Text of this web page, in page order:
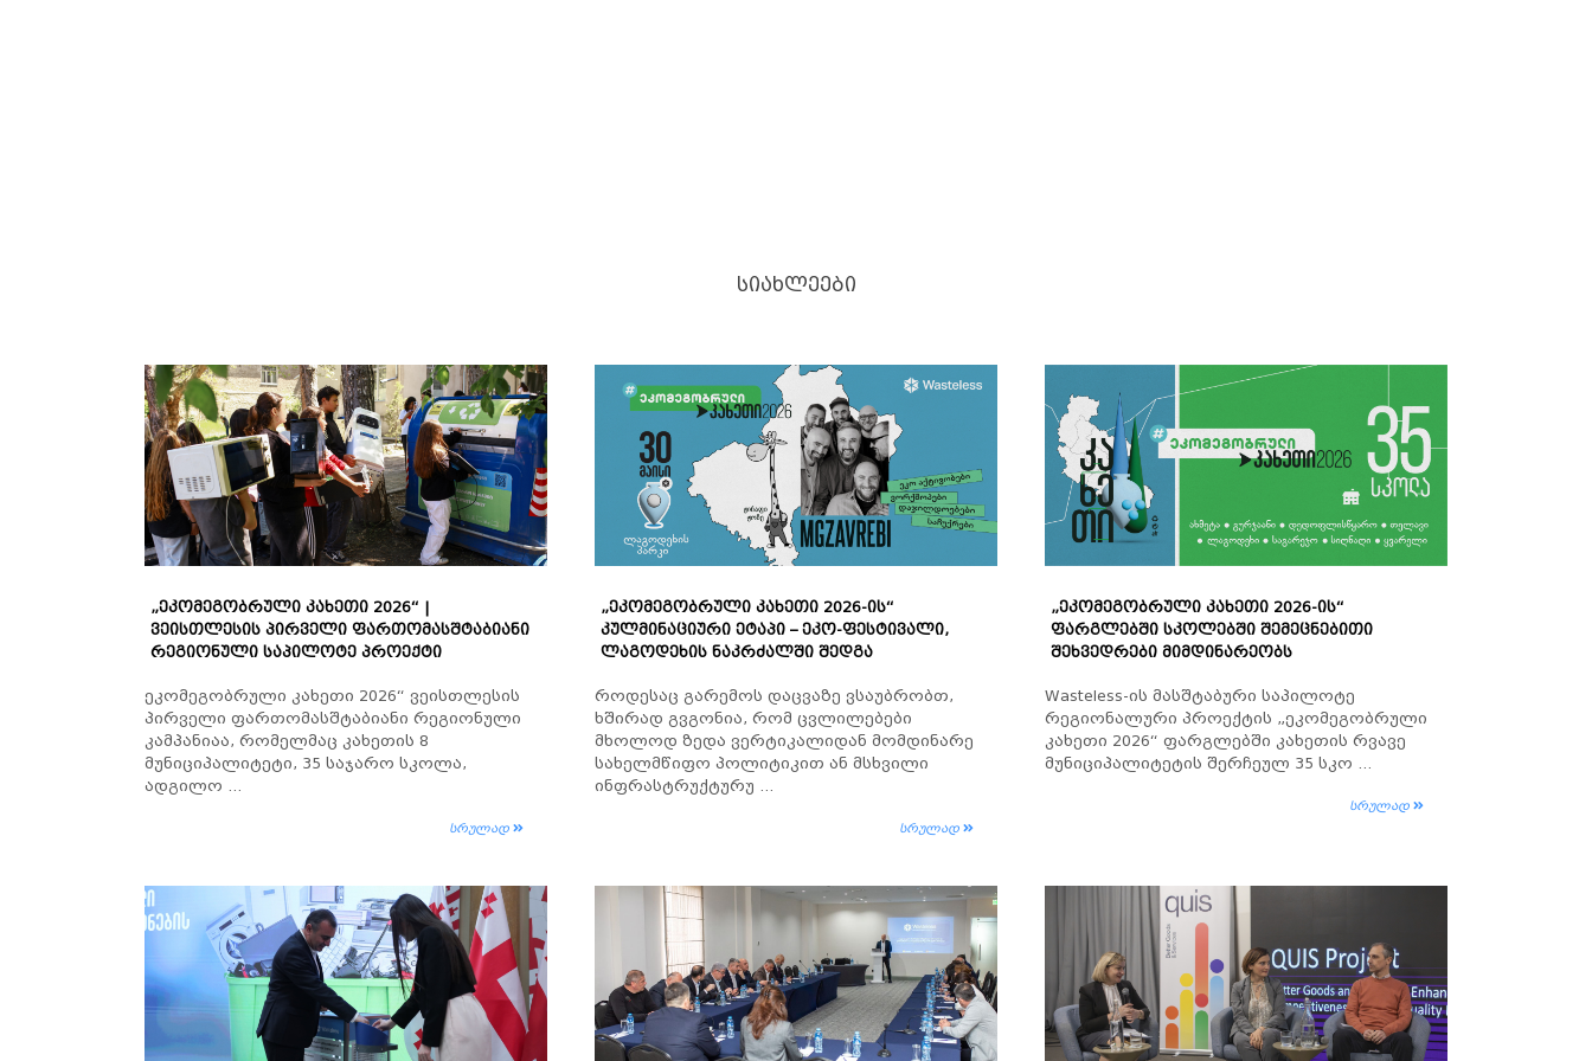
ᲡᲘᲐᲮᲚᲔᲔᲑᲘ
„ᲔᲙᲝᲛᲔᲒᲝᲑᲠᲣᲚᲘ ᲙᲐᲮᲔᲗᲘ 2026“ |
ᲕᲔᲘᲡᲗᲚᲔᲡᲘᲡ ᲞᲘᲠᲕᲔᲚᲘ ᲤᲐᲠᲗᲝᲛᲐᲡᲨᲢᲐᲑᲘᲐᲜᲘ
ᲠᲔᲒᲘᲝᲜᲣᲚᲘ ᲡᲐᲞᲘᲚᲝᲢᲔ ᲞᲠᲝᲔᲥᲢᲘ
ეკომეგობრული კახეთი 2026“ ვეისთლესის
პირველი ფართომასშტაბიანი რეგიონული
კამპანიაა, რომელმაც კახეთის 8
მუნიციპალიტეტი, 35 საჯარო სკოლა,
ადგილო ...
სრულად
„ᲔᲙᲝᲛᲔᲒᲝᲑᲠᲣᲚᲘ ᲙᲐᲮᲔᲗᲘ 2026-ᲘᲡ“
ᲙᲣᲚᲛᲘᲜᲐᲪᲘᲣᲠᲘ ᲔᲢᲐᲞᲘ – ᲔᲙᲝ-ᲤᲔᲡᲢᲘᲕᲐᲚᲘ,
ᲚᲐᲒᲝᲓᲔᲮᲘᲡ ᲜᲐᲙᲠᲫᲐᲚᲨᲘ ᲨᲔᲓᲒᲐ
როდესაც გარემოს დაცვაზე ვსაუბრობთ,
ხშირად გვგონია, რომ ცვლილებები
მხოლოდ ზედა ვერტიკალიდან მომდინარე
სახელმწიფო პოლიტიკით ან მსხვილი
ინფრასტრუქტურუ ...
სრულად
„ᲔᲙᲝᲛᲔᲒᲝᲑᲠᲣᲚᲘ ᲙᲐᲮᲔᲗᲘ 2026-ᲘᲡ“
ᲤᲐᲠᲒᲚᲔᲑᲨᲘ ᲡᲙᲝᲚᲔᲑᲨᲘ ᲨᲔᲛᲔᲪᲜᲔᲑᲘᲗᲘ
ᲨᲔᲮᲕᲔᲓᲠᲔᲑᲘ ᲛᲘᲛᲓᲘᲜᲐᲠᲔᲝᲑᲡ
Wasteless-ის მასშტაბური საპილოტე
რეგიონალური პროექტის „ეკომეგობრული
კახეთი 2026“ ფარგლებში კახეთის რვავე
მუნიციპალიტეტის შერჩეულ 35 სკო ...
სრულად